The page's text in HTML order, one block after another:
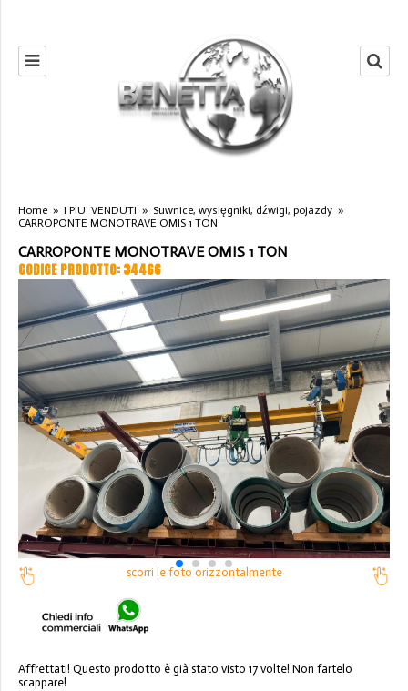
Home » I PIU' VENDUTI » Suwnice, wysięgniki, dźwigi, pojazdy »
CARROPONTE MONOTRAVE OMIS 1 TON
CARROPONTE MONOTRAVE OMIS 1 TON
CODICE PRODOTTO: 34466
scorri le foto orizzontalmente
Affrettati! Questo prodotto è già stato visto 17 volte! Non fartelo
scappare!